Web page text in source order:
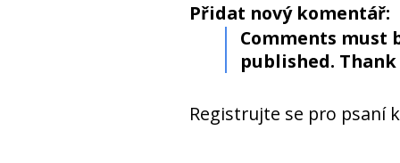
Přidat nový komentář:
Comments must
published. Thank
Registrujte se pro psaní